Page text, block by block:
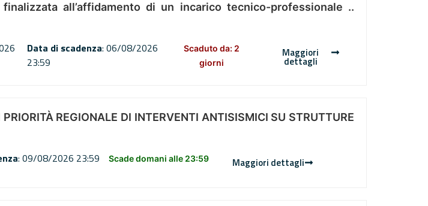
all’affidamento di un incarico tecnico-professionale ..
Data di scadenza: 06/08/2026
23:59
Scaduto da: 2
giorni
Maggiori
dettagli
REGIONALE DI INTERVENTI ANTISISMICI SU STRUTTURE
: 09/08/2026 23:59 Scade domani alle 23:59 Maggiori dettagli